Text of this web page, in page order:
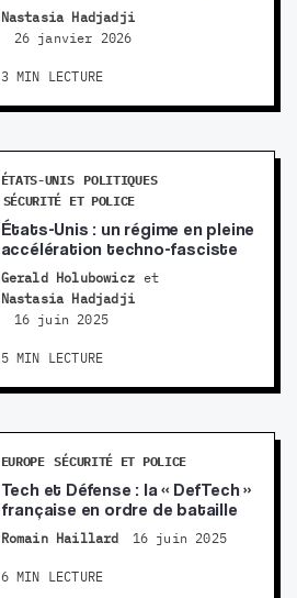
Nastasia Hadjadji
26 janvier 2026
3 MIN LECTURE
ÉTATS-UNIS
POLITIQUES
SÉCURITÉ ET POLICE
États-Unis : un régime en pleine
accélération techno-fasciste
Gerald Holubowicz
et
Nastasia Hadjadji
16 juin 2025
5 MIN LECTURE
EUROPE SÉCURITÉ ET POLICE
Tech et Défense : la « DefTech »
française en ordre de bataille
Romain Haillard 16 juin 2025
6 MIN LECTURE